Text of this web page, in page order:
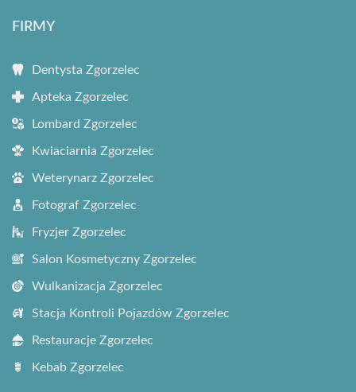
FIRMY
Dentysta Zgorzelec
Apteka Zgorzelec
Lombard Zgorzelec
Kwiaciarnia Zgorzelec
Weterynarz Zgorzelec
Fotograf Zgorzelec
Fryzjer Zgorzelec
Salon Kosmetyczny Zgorzelec
Wulkanizacja Zgorzelec
Stacja Kontroli Pojazdów Zgorzelec
Restauracje Zgorzelec
Kebab Zgorzelec